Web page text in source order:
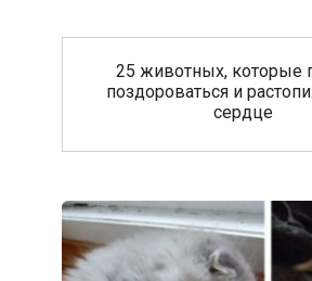
25 животных, которые
поздороваться и
сердце